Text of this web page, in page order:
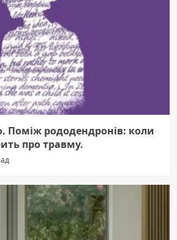
Поміж рододендронів: коли
про травму.